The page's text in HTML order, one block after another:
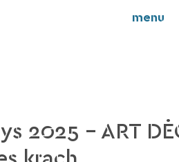
menu
2025 – ART